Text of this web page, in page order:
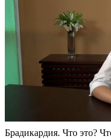
Брадикардия. Что это?